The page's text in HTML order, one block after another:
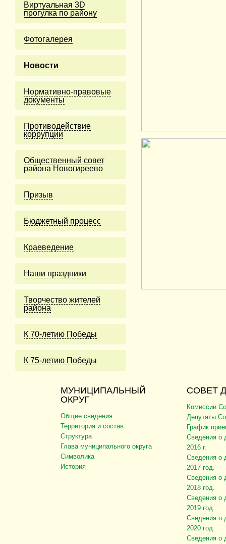
Виртуальная 3D
прогулка по району
Фотогалерея
Новости
Нормативно-правовые
документы
Противодействие
коррупции
Общественный совет
района Новогиреево
Призыв
Бюджетный процесс
Краеведение
Наши праздники
Творчество жителей
района
К 70-летию Победы
К 75-летию Победы
МУНИЦИПАЛЬНЫЙ
ОКРУГ
Общие сведения
Территория и состав
Структура
Глава муниципального округа
Символика
История
СОВЕТ
Комиссии
Депутаты
График
Сведения о
2016 г.
Сведения о
2017 год.
Сведения о
2018 год.
Сведения о
2019 год.
Сведения о
2020 год.
Сведения о